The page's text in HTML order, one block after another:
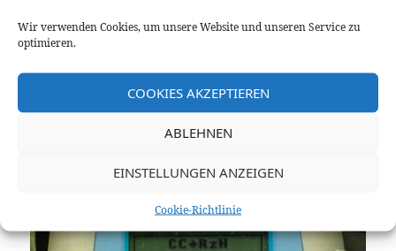
Wir verwenden Cookies, um unsere Website und unseren Service zu
optimieren.
COOKIES AKZEPTIEREN
ABLEHNEN
EINSTELLUNGEN ANZEIGEN
Cookie-Richtlinie